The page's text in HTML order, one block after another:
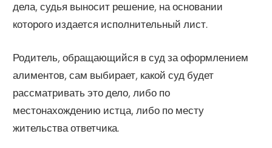
дела, судья выносит решение, на основании
которого издается исполнительный лист.
Родитель, обращающийся в суд за оформлением
алиментов, сам выбирает, какой суд будет
рассматривать это дело, либо по
местонахождению истца, либо по месту
жительства ответчика.